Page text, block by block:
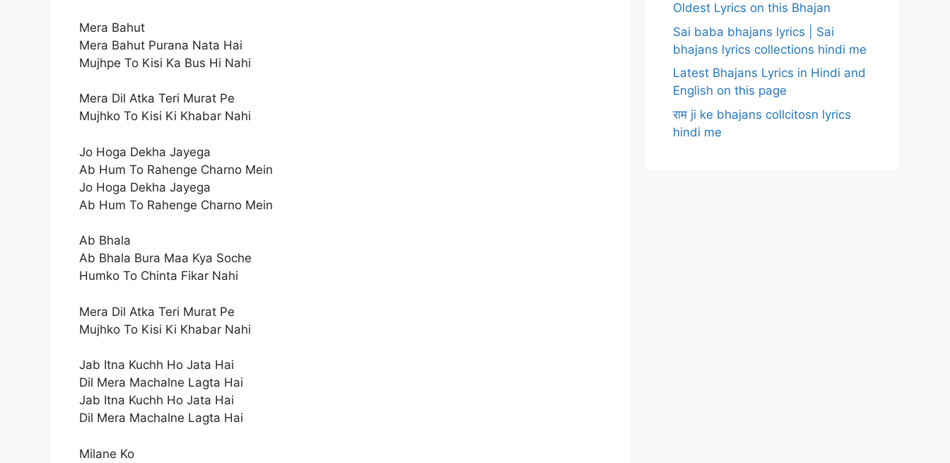
Mera Bahut
Mera Bahut Purana Nata Hai
Mujhpe To Kisi Ka Bus Hi Nahi
Mera Dil Atka Teri Murat Pe
Mujhko To Kisi Ki Khabar Nahi
Jo Hoga Dekha Jayega
Ab Hum To Rahenge Charno Mein
Jo Hoga Dekha Jayega
Ab Hum To Rahenge Charno Mein
Ab Bhala
Ab Bhala Bura Maa Kya Soche
Humko To Chinta Fikar Nahi
Mera Dil Atka Teri Murat Pe
Mujhko To Kisi Ki Khabar Nahi
Jab Itna Kuchh Ho Jata Hai
Dil Mera Machalne Lagta Hai
Jab Itna Kuchh Ho Jata Hai
Dil Mera Machalne Lagta Hai
Milane Ko
Oldest Lyrics on this Bhajan
Sai baba bhajans lyrics | Sai
bhajans lyrics collections hindi me
Latest Bhajans Lyrics in Hindi and
English on this page
राम ji ke bhajans collcitosn lyrics
hindi me